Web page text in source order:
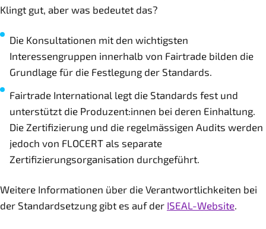
Klingt gut, aber was bedeutet das?
Die Konsultationen mit den wichtigsten
Interessengruppen innerhalb von Fairtrade bilden die
Grundlage für die Festlegung der Standards.
Fairtrade International legt die Standards fest und
unterstützt die Produzent:innen bei deren Einhaltung.
Die Zertifizierung und die regelmässigen Audits werden
jedoch von FLOCERT als separate
Zertifizierungsorganisation durchgeführt.
Weitere Informationen über die Verantwortlichkeiten bei
der Standardsetzung gibt es auf der ISEAL-Website.